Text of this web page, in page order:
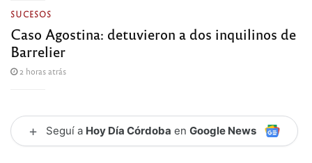
SUCESOS
Caso Agostina: detuvieron a dos inquilinos de
Barrelier
2 horas atrás
+ Seguí a Hoy Día Córdoba en Google News